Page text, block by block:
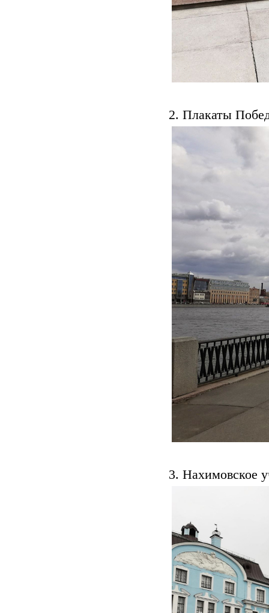
2. Плакаты
3. Нахимовское